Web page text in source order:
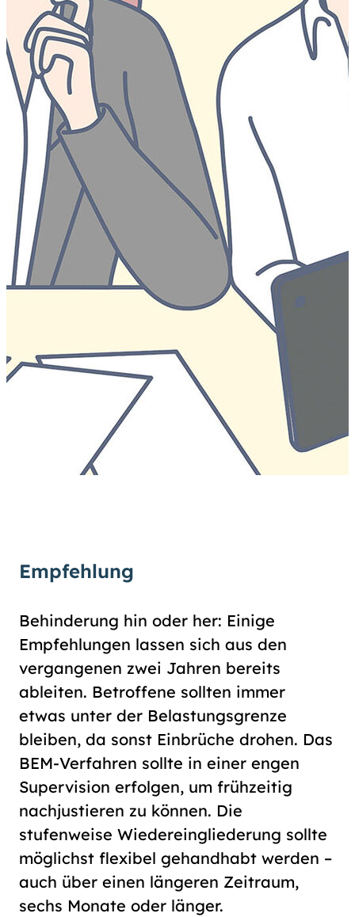
Empfehlung
Behinderung hin oder her: Einige
Empfehlungen lassen sich aus den
vergangenen zwei Jahren bereits
ableiten. Betroffene sollten immer
etwas unter der Belastungsgrenze
bleiben, da sonst Einbrüche drohen. Das
BEM-Verfahren sollte in einer engen
Supervision erfolgen, um frühzeitig
nachjustieren zu können. Die
stufenweise Wiedereingliederung sollte
möglichst flexibel gehandhabt werden –
auch über einen längeren Zeitraum,
sechs Monate oder länger.